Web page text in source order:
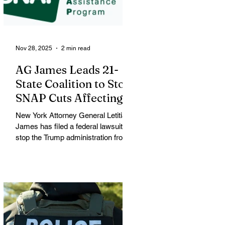
mother of three and resident of
Minneapolis. Good was shot during
AG James Leads 21-
State Coalition to Stop
SNAP Cuts Affecting
Immigrant Families
New York Attorney General Letitia
James has filed a federal lawsuit to
stop the Trump administration from
residents, including many from
immigrant and refugee
communities. James is leading a
coalition of 21 attorneys general
Nov 28, 2025 2 min read